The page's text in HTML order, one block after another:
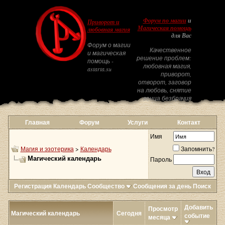
Приворот и
любовная магия
Форум о магии
и магическая
помощь -
astarta.su
Форум по магиии
Магическая помощь
для Вас
Качественное
решение проблем:
любовная магия,
приворот,
отворот, заговор
на любовь, снятие
венца безбрачия
Главная Форум Услуги Контакт
Магия и эзотерика > Календарь
Магический календарь
Имя
Запомнить?
Пароль
Регистрация КалендарьСообщество Сообщения за день Поиск
Магический календарь Сегодня
Просмотр
месяца
Добавить
событие